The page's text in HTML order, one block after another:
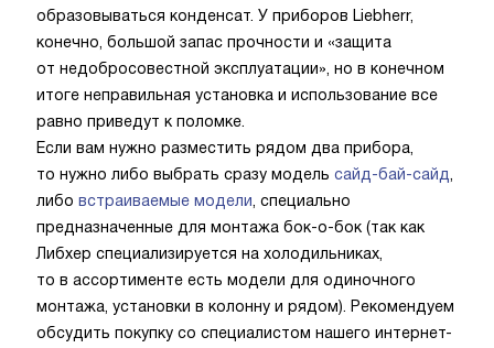
образовываться конденсат. У приборов Liebherr,
конечно, большой запас прочности и «защита
от недобросовестной эксплуатации», но в конечном
итоге неправильная установка и использование все
равно приведут к поломке.
Если вам нужно разместить рядом два прибора,
то нужно либо выбрать сразу модель сайд-бай-сайд
либо встраиваемые модели , специально
предназначенные для монтажа бок-о-бок (так как
Либхер специализируется на холодильниках,
то в ассортименте есть модели для одиночного
монтажа, установки в колонну и рядом). Рекомендуем
обсудить покупку со специалистом нашего интернет-